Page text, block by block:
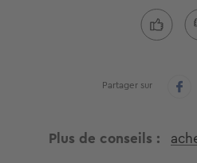
Partager sur
Plus de conseils